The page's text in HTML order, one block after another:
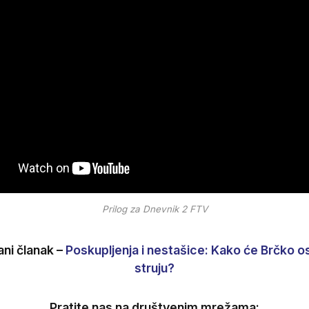
Prilog za Dnevnik 2 FTV
članak – Poskupljenja i nestašice: Kako će Brčko
struju?